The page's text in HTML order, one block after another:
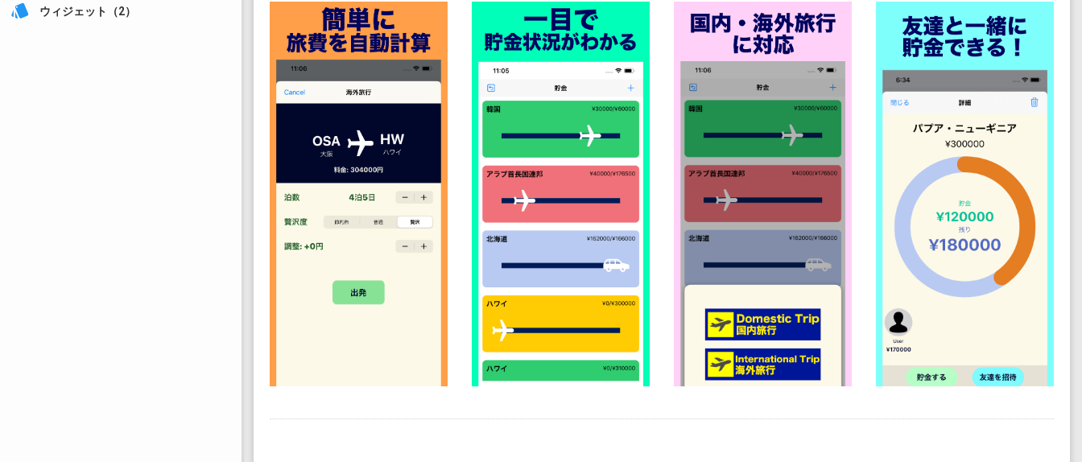
style ウィジェット（2）